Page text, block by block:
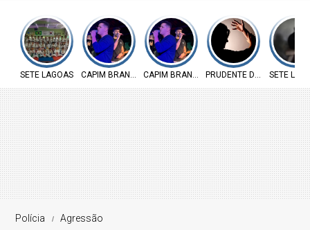
SETE LAGOAS CAPIM BRANCO CAPIM BRANCO PRUDENTE DE MORAIS
SETE
Polícia Agressão